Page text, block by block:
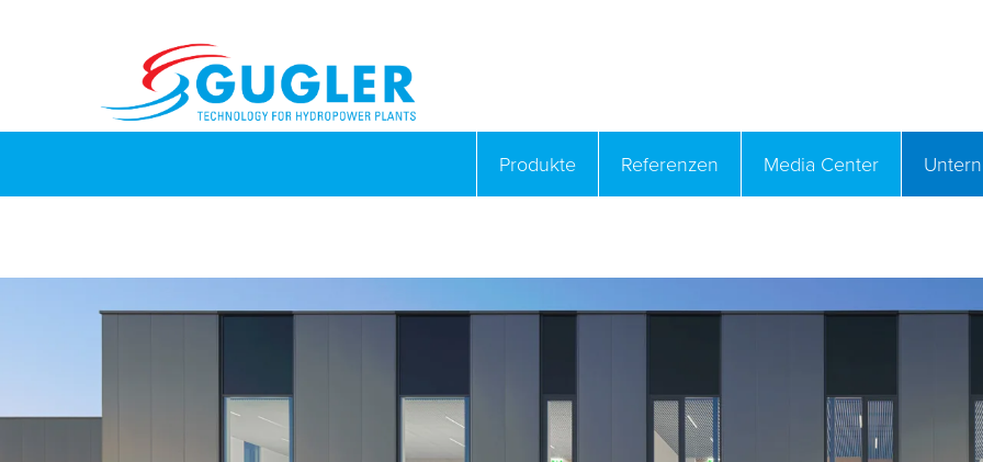
Produkte Referenzen Media Center